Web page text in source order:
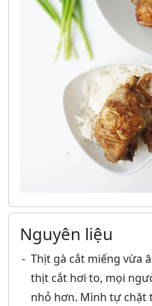
Nguyên liệu
Thịt gà cắt miếng vừa
thịt cắt hơi to, mọi
nhỏ hơn. Mình tự chặt